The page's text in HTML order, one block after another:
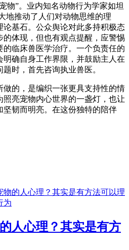
物”。业内知名动物行为学家如坦
地推动了人们对动物思维的理
基石。公众舆论对此多持积极态
的体现，但也有观点提醒，应警惕
临床兽医学治疗。一个负责任的
确自身工作界限，并鼓励主人在
时，首先咨询执业兽医。
的，是编织一张更具支持性的情
亮宠物内心世界的一盏灯，也让
坚韧而明亮。在这份独特的陪伴
人心理？其实是有方